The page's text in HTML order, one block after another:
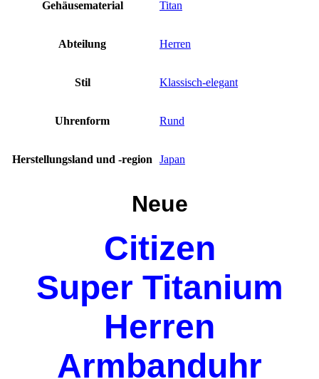
Gehäusematerial Titan
Abteilung Herren
Stil Klassisch-elegant
Uhrenform Rund
Herstellungsland und -region Japan
Neue
Citizen
Super Titanium
Herren
Armbanduhr